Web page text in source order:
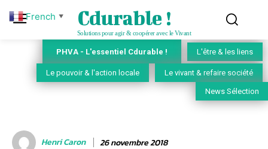
Cdurable !
Solutions pour agir & coopérer avec le Vivant
PHVA - L'essentiel Cdurable ! L'être & les liens
Le pouvoir & l'action locale Le vivant & refaire société
News Sélection
Henri Caron 26 novembre 2018
French ▼